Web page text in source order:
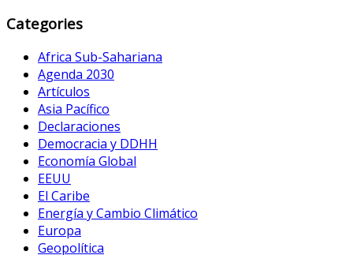
Categories
Africa Sub-Sahariana
Agenda 2030
Artículos
Asia Pacífico
Declaraciones
Democracia y DDHH
Economía Global
EEUU
El Caribe
Energía y Cambio Climático
Europa
Geopolítica